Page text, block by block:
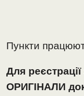
Пункти
Для
ОРИГІНАЛИ